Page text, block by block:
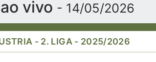
vivo - 14/05/2026
- 2. LIGA - 2025/2026